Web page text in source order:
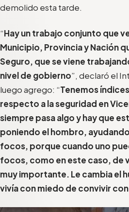
demolido esta tarde.
“Hay un trabajo conjunto que
Municipio, Provincia y Nación
Seguro, que se viene
nivel de gobierno”, declaró el
luego agrego: “Tenemos
respecto a la seguridad en
siempre pasa algo y hay que
poniendo el hombro,
focos, porque cuando uno
focos, como en este caso, de
muy importante. Le cambia el
vivía con miedo de convivir